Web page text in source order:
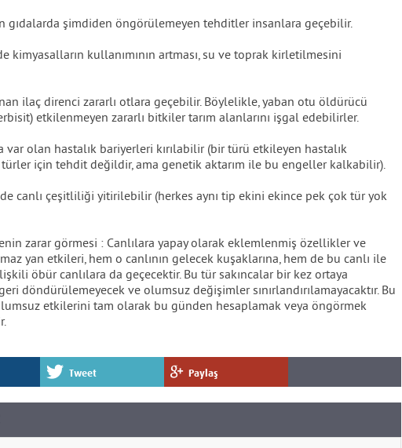
gıdalarda şimdiden öngörülemeyen tehditler insanlara geçebilir.
kimyasalların kullanımının artması, su ve toprak kirletilmesini
ilaç direnci zararlı otlara geçebilir. Böylelikle, yaban otu öldürücü
etkilenmeyen zararlı bitkiler tarım alanlarını işgal edebilirler.
var olan hastalık bariyerleri kırılabilir (bir türü etkileyen hastalık
için tehdit değildir, ama genetik aktarım ile bu engeller kalkabilir).
canlı çeşitliliği yitirilebilir (herkes aynı tip ekini ekince pek çok tür yok
zarar görmesi : Canlılara yapay olarak eklemlenmiş özellikler ve
yan etkileri, hem o canlının gelecek kuşaklarına, hem de bu canlı ile
öbür canlılara da geçecektir. Bu tür sakıncalar bir kez ortaya
geri döndürülemeyecek ve olumsuz değişimler sınırlandırılamayacaktır. Bu
etkilerini tam olarak bu günden hesaplamak veya öngörmek
Tweet Paylaş